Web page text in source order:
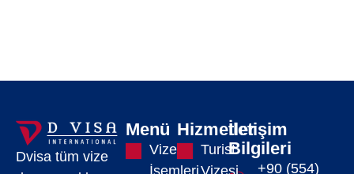
Dvisa tüm vize
Menü
Vize
İşemleri
Hizmetler
Turist
Vizesi
İletişim
Bilgileri
+90 (554)